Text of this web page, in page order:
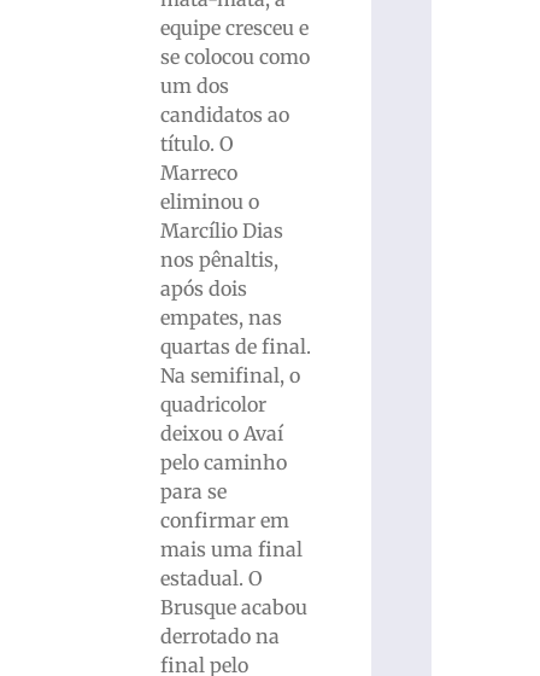
equipe cresceu e
se colocou como
um dos
candidatos ao
título. O
Marreco
eliminou o
Marcílio Dias
nos pênaltis,
após dois
empates, nas
quartas de final.
Na semifinal, o
quadricolor
deixou o Avaí
pelo caminho
para se
confirmar em
mais uma final
estadual. O
Brusque acabou
derrotado na
final pelo